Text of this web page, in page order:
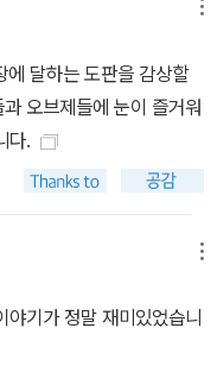
의 시대를 아우르지만 예
유행이 바뀌면서 건물의
장식은 어떤 유행을 탔
봤는지, 귀족들이 쓰던 고
생활습관이 변하면서 과
되살리고 있다. 특히
세가 아침에 일어나 잠자
적해가는 대목은 이 책
음 한 일은 무엇인지, 무
시콜콜한 일거수일투족이
식을 탐하는 그의 습관
달하는 도판을 감상할
오브제들에 눈이 즐거워
다.
기가 정말 재미있었습니